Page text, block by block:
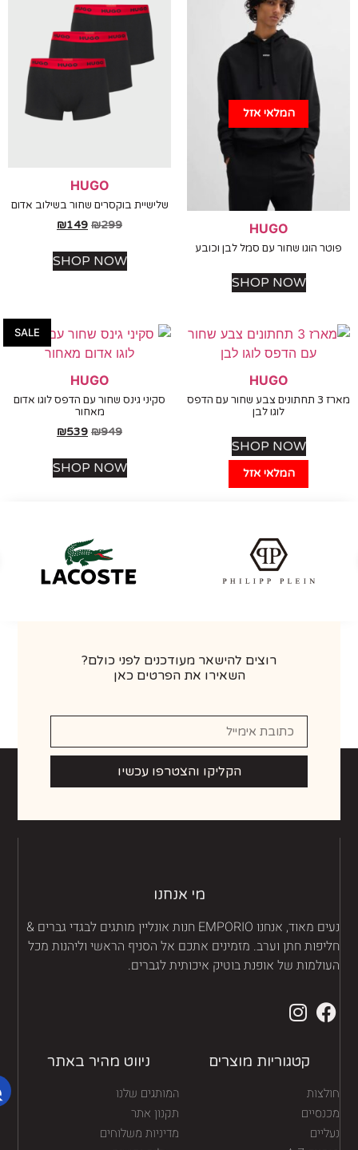
המלאי אזל
HUGO
הוגו שחור עם סמל לבן וכובע
SHOP NOW
HUGO
שלישיית בוקסרים שחור בשילוב אדום
₪
₪149
SHOP NOW
המלאי אזל
HUGO
מארז 3 תחתונים צבע שחור עם הדפס
לוגו לבן
SHOP NOW
SALE
HUGO
סקיני גינס שחור עם הדפס לוגו אדום
מאחור
₪
₪539
SHOP NOW
רוצים להישאר מעודכנים לפני כולם?
השאירו את הפרטים כאן
הקליקו והצטרפו עכשיו
מי אנחנו
נעים מאוד, אנחנו EMPORIO חנות אונליין מותגים לבגדי גברים &
חתן וערב. מזמינים אתכם אל הסניף הראשי וליהנות מכל
של אופנת בוטיק איכותית לגברים.
קטגוריות מוצרים
ניווט מהיר באתר
המותגים שלנו
תקנון אתר
מדיניות משלוחים